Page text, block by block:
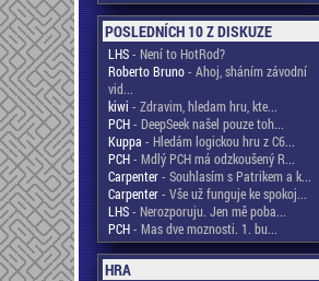
POSLEDNÍCH 10 Z DISKUZE
LHS- Není to HotRod?
Roberto Bruno- Ahoj, sháním závodní
vid...
kiwi - Zdravim, hledam hru, kte...
PCH- DeepSeek našel pouze toh...
Kuppa - Hledám logickou hru z C6...
PCH- Mdlý PCH má odzkoušený R...
Carpenter- Souhlasím s Patrikem a k...
Carpenter- Vše už funguje ke spokoj...
LHS- Nerozporuju. Jen mě poba...
PCH- Mas dve moznosti. 1. bu...
HRA